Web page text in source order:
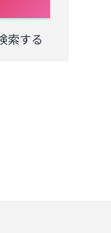
索する